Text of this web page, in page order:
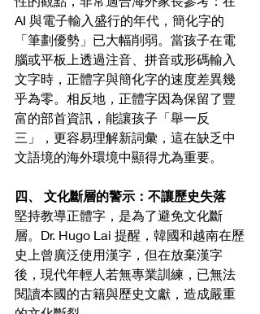
AI 與電子輸入盛行的年代，簡化字的
「筆劃優勢」已大幅削弱。當孩子在電
腦或平板上透過注音、拼音或形碼輸入
文字時，正體字與簡化字的速度差異幾
乎為零。相反地，正體字因為保留了豐
富的部首資訊，能讓孩子「舉一反
三」，更容易理解新詞彙，這在缺乏中
文語境的海外環境中顯得尤為重要。
四、 文化斷層的警示：不讓歷史失落
堅持教導正體字，是為了避免文化斷
層。Dr. Hugo Lai 提醒，韓國和越南在歷
史上曾廣泛使用漢字，但在放棄漢字
後，現代年輕人若無專業訓練，已無法
閱讀本國的古籍與歷史文獻，造成嚴重